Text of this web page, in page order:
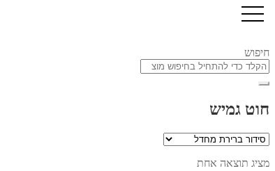
חיפוש
חוט גמיש
מציג תוצאה אחת